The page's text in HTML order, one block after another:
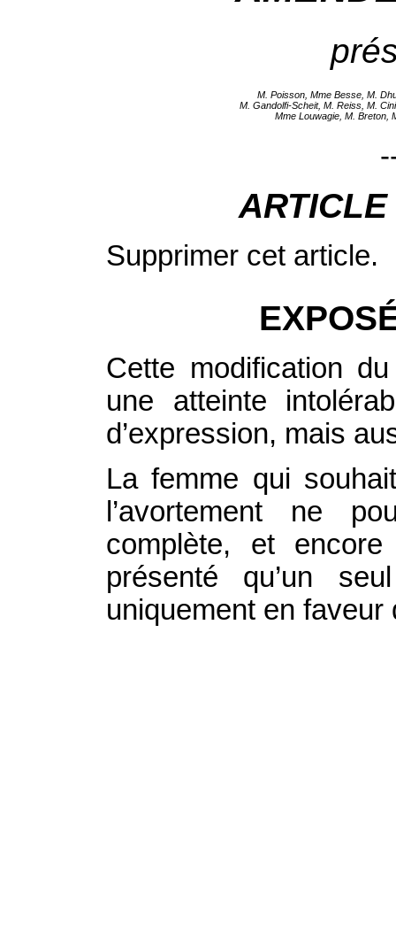
M. Poisson, Mme Besse, M.
M. Gandolfi-Scheit, M. Reiss, M.
Mme Louwagie, M. Breton,
ARTICLE
Supprimer cet article.
Cette modification
une atteinte
d’expression, mais
La femme qui
l’avortement ne
complète, et
présenté qu’un
uniquement en faveur